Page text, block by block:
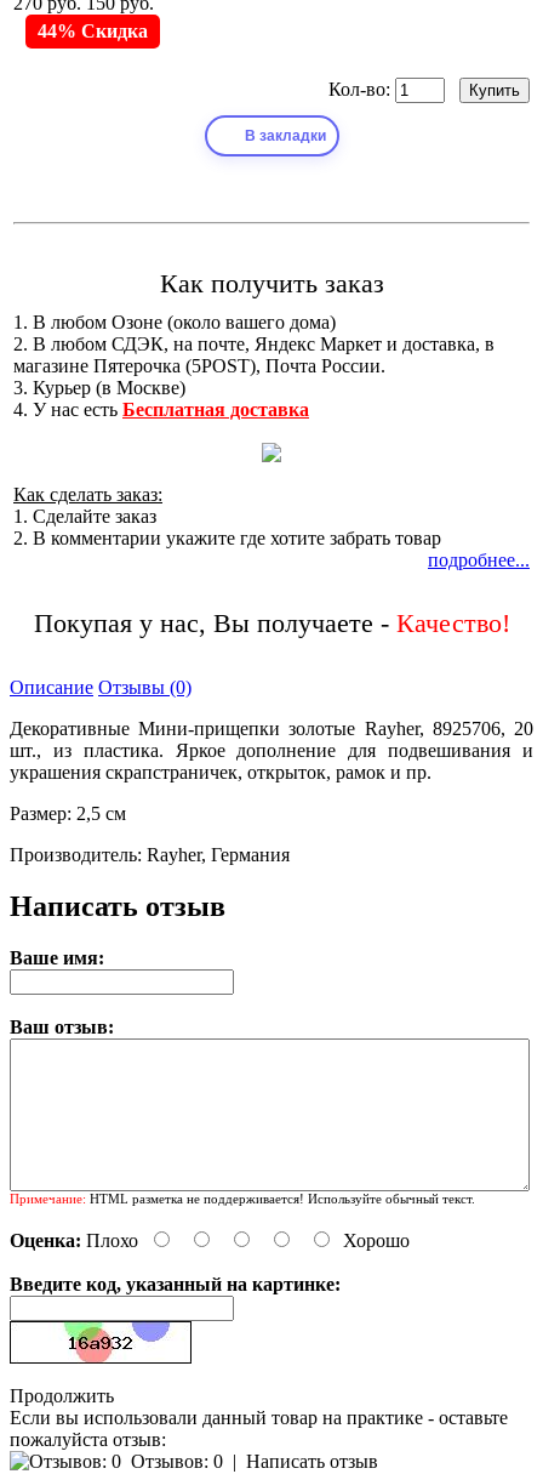
44% Скидка
Кол-во:
В закладки
Как получить заказ
1. В любом Озоне (около вашего дома)
2. В любом СДЭК, на почте, Яндекс Маркет и доставка, в
магазине Пятерочка (5POST), Почта России.
3. Курьер (в Москве)
4. У нас есть Бесплатная доставка
Как сделать заказ:
1. Сделайте заказ
2. В комментарии укажите где хотите забрать товар
подробнее...
Покупая у нас, Вы получаете -
Описание Отзывы (0)
Декоративные Мини-прищепки золотые Rayher, 8925706, 20
шт., из пластика. Яркое дополнение для подвешивания и
украшения скрапстраничек, открыток, рамок и пр.
Размер: 2,5 см
Производитель: Rayher, Германия
Написать отзыв
Ваше имя:
Ваш отзыв:
Примечание: HTML разметка не поддерживается! Используйте обычный текст.
Оценка: Плохо Хорошо
Введите код, указанный на картинке:
Продолжить
Если вы использовали данный товар на практике - оставьте
пожалуйста отзыв:
Отзывов: 0 | Написать отзыв